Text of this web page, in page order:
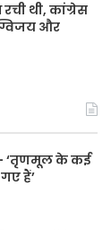
थी, कांग्रेस
और
– ‘तृणमूल के कई
हैं’